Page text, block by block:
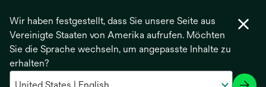
Wir haben festgestellt, dass Sie unsere Seite aus
Vereinigte Staaten von Amerika aufrufen. Möchten
Sie die Sprache wechseln, um angepasste Inhalte zu
erhalten?